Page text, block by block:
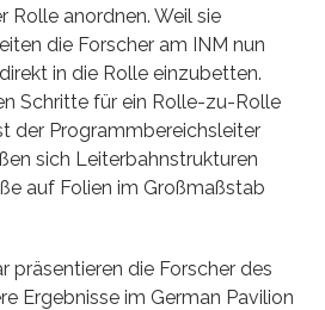
Rolle anordnen. Weil sie
die Forscher am INM nun
in die Rolle einzubetten.
Schritte für ein Rolle-zu-Rolle
der Programmbereichsleiter
sich Leiterbahnstrukturen
auf Folien im Großmaßstab
präsentieren die Forscher des
Ergebnisse im German Pavilion